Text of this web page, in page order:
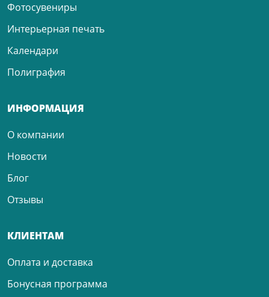
Фотосувениры
Интерьерная печать
Календари
Полиграфия
ИНФОРМАЦИЯ
О компании
Новости
Блог
Отзывы
КЛИЕНТАМ
Оплата и доставка
Бонусная программа